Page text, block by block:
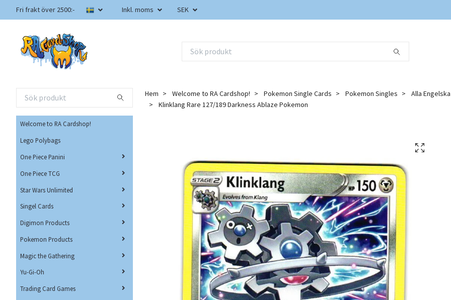
Fri frakt över 2500:- Inkl. moms SEK
Welcome to RA Cardshop!
Lego Polybags
One Piece Panini
One Piece TCG
Star Wars Unlimited
Singel Cards
Digimon Products
Pokemon Products
Magic the Gathering
Yu-Gi-Oh
Trading Card Games
Hem Welcome to RA Cardshop! Pokemon Single Cards Pokemon Singles
Alla
Klinklang Rare 127/189 Darkness Ablaze Pokemon